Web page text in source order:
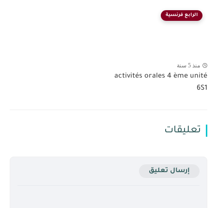
الرابع فرنسية
منذ 5 سنة
activités orales 4 ème unité
6S1
تعليقات
إرسال تعليق